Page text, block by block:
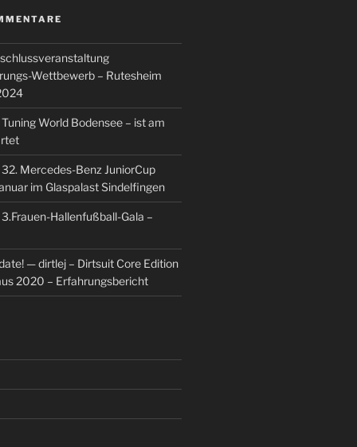
Wettbewerb – Rutesheim
Tuning World Bodensee – ist am
32. Mercedes-Benz JuniorCup
im Glaspalast Sindelfingen
3.Frauen-Hallenfußball-Gala –
— dirtlej – Dirtsuit Core Edition
2020 – Erfahrungsbericht